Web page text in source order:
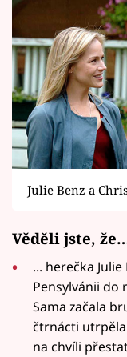
Julie Benz a
Věděli jste,
... herečka
Pensylvánii do
Sama začala
čtrnácti
na chvíli